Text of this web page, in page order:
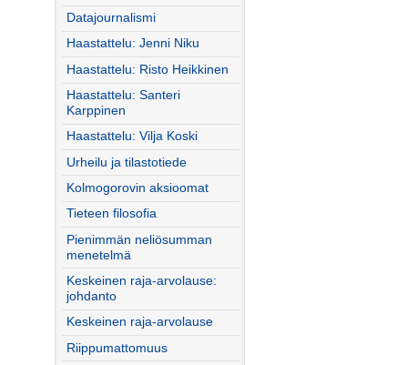
Datajournalismi
Haastattelu: Jenni Niku
Haastattelu: Risto Heikkinen
Haastattelu: Santeri
Karppinen
Haastattelu: Vilja Koski
Urheilu ja tilastotiede
Kolmogorovin aksioomat
Tieteen filosofia
Pienimmän neliösumman
menetelmä
Keskeinen raja-arvolause:
johdanto
Keskeinen raja-arvolause
Riippumattomuus